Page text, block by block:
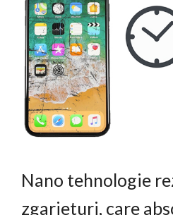
Nano tehnologie
zgarieturi, care